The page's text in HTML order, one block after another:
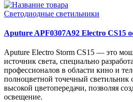
Светодиодные светильники
Aputure APF0307A92 Electro CS15
Aputure Electro Storm CS15 — это
источник света, специально
профессионалов в области кино и
полноцветной точечный светильник
высокой цветопередачи, позволяя
освещение.